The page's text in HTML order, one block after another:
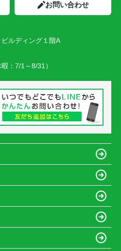
お問い合わせ
ルディング１階A
：7/1～8/31）